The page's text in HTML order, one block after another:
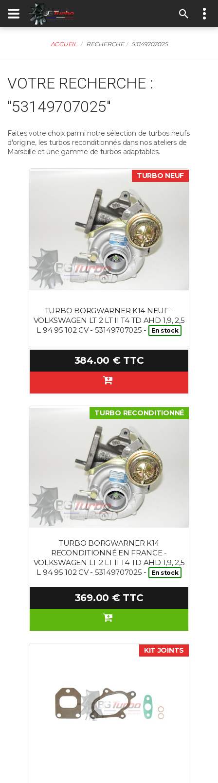
ACCUEIL RECHERCHE 53149707025
VOTRE RECHERCHE :
"53149707025"
Faites votre choix parmi notre sélection de turbos neufs
d'origine, les turbos reconditionnés dans nos ateliers de
Marseille et une gamme de turbos adaptables.
TURBO NEUF
TURBO BORGWARNER K14 NEUF -
VOLKSWAGEN LT 2 LT II T4 TD AHD 1,9, 2,5
L 94 95 102 CV - 53149707025 -
En stock
384.00 € TTC
TURBO RECONDITIONNÉ
TURBO BORGWARNER K14
RECONDITIONNÉ EN FRANCE -
VOLKSWAGEN LT 2 LT II T4 TD AHD 1,9, 2,5
L 94 95 102 CV - 53149707025 -
En stock
369.00 € TTC
KIT JOINTS